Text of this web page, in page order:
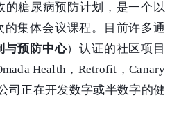
的糖尿病预防计划，是一个以
集体会议课程。目前许多通
与预防中心）认证的社区项目
Health，Retrofit，Canary
司正在开发数字或半数字的健